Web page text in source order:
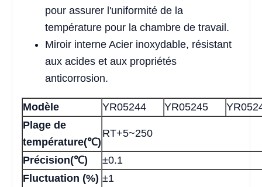
pour assurer l'uniformité de la
température pour la chambre de travail.
Miroir interne Acier inoxydable, résistant
aux acides et aux propriétés
anticorrosion.
Modèle YR05244 YR05245
Plage de
température(℃)
RT+5~250
Précision(℃)
±0.1
Fluctuation (%) ±1